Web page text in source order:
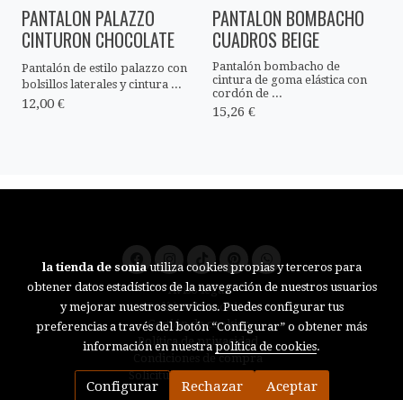
PANTALON PALAZZO
CINTURON CHOCOLATE
Pantalón de estilo palazzo con
bolsillos laterales y cintura ...
12,00 €
PANTALON BOMBACHO
CUADROS BEIGE
Pantalón bombacho de
cintura de goma elástica con
cordón de ...
15,26 €
Aviso legal
Política de cookies
Gestión de cookies
Política de privacidad
Condiciones de compra
Solicitud de desistimiento
la tienda de soniautiliza cookies propias y terceros para
obtener datos estadísticos de la navegación de nuestros usuarios
y mejorar nuestros servicios. Puedes configurar tus
preferencias a través del botón “Configurar” o obtener más
información en nuestra política de cookies.
Configurar Rechazar Aceptar